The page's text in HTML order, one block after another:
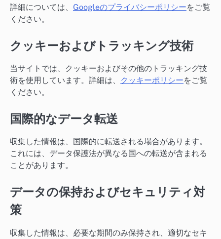
詳細については、 Googleのプライバシーポリシーをご覧
ください。
クッキーおよびトラッキング技術
当サイトでは、クッキーおよびその他のトラッキング技
術を使用しています。詳細は、
クッキーポリシーをご覧
ください。
国際的なデータ転送
収集した情報は、国際的に転送される場合があります。
これには、データ保護法が異なる国への転送が含まれる
ことがあります。
データの保持およびセキュリティ対
策
収集した情報は、必要な期間のみ保持され、適切なセキ